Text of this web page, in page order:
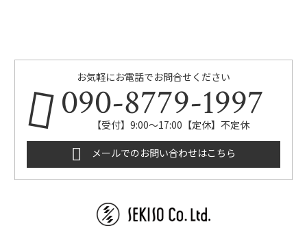
お気軽にお電話でお問合せください
090-8779-1997
【受付】9:00～17:00【定休】不定休
メールでのお問い合わせはこちら